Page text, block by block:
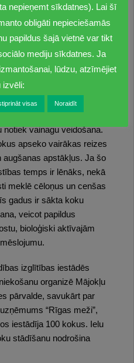
stādīt dažādu dzimtu,
plānošanas princips tiek
daudzveidību ielu
Inguna Kublicka.
īpaši pieskata vismaz
notiek vainagu veidošana.
apseko vairākas reizes
augšanas apstākļus. Ja šo
temps ir lēnāks, nekā
meklē cēloņus un cenšas
gadus ir sākta koku
veicot papildus
bioloģiski aktīvajām
izglītības iestādēs
organizē Mājokļu
pārvalde, savukārt par
“Rīgas meži”,
iestādīja 100 kokus. Ielu
stādīšanu nodrošina
nepieņemt sīkdatnes). Lai šī
obligāti nepieciešamās
papildus šajā vietnē var tikt
mediju sīkdatnes. Ja
lūdzu, atzīmējiet
izvēli:
visas Noraidīt